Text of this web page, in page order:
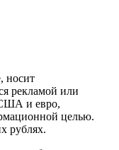
носит
рекламой или
и евро,
целью.
рублях.